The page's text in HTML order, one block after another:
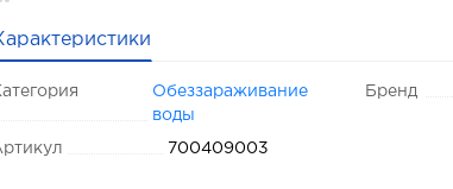
Обеззараживание
воды
700409003
Бренд